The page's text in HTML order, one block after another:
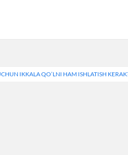
IKKALA QO’LNI HAM ISHLATISH